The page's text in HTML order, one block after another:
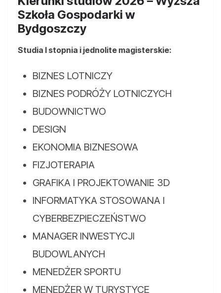
Szkoła Gospodarki w
Bydgoszczy
Studia I stopnia i jednolite magisterskie:
BIZNES LOTNICZY
BIZNES PODRÓŻY LOTNICZYCH
BUDOWNICTWO
DESIGN
EKONOMIA BIZNESOWA
FIZJOTERAPIA
GRAFIKA I PROJEKTOWANIE 3D
INFORMATYKA STOSOWANA I
CYBERBEZPIECZEŃSTWO
MANAGER INWESTYCJI
BUDOWLANYCH
MENEDŻER SPORTU
MENEDŻER W TURYSTYCE